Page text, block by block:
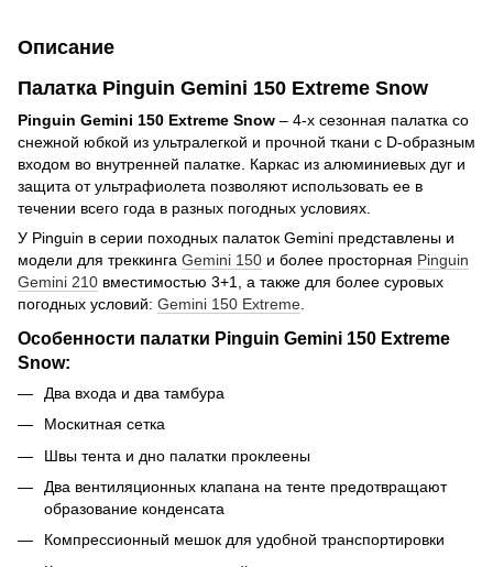
Описание
Палатка Pinguin Gemini 150 Extreme Snow
Pinguin Gemini 150 Extreme Snow – 4-х сезонная палатка со
снежной юбкой из ультралегкой и прочной ткани с D-образным
входом во внутренней палатке. Каркас из алюминиевых дуг и
защита от ультрафиолета позволяют использовать ее в
течении всего года в разных погодных условиях.
У Pinguin в серии походных палаток Gemini представлены и
модели для треккинга Gemini 150 и более просторная Pinguin
Gemini 210 вместимостью 3+1, а также для более суровых
погодных условий: Gemini 150 Extreme
Особенности палатки Pinguin Gemini 150 Extreme
Snow:
Два входа и два тамбура
Москитная сетка
Швы тента и дно палатки проклеены
Два вентиляционных клапана на тенте предотвращают
образование конденсата
Компрессионный мешок для удобной транспортировки